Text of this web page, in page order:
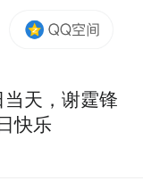
2025年8月-11
当天，谢霆锋
快乐